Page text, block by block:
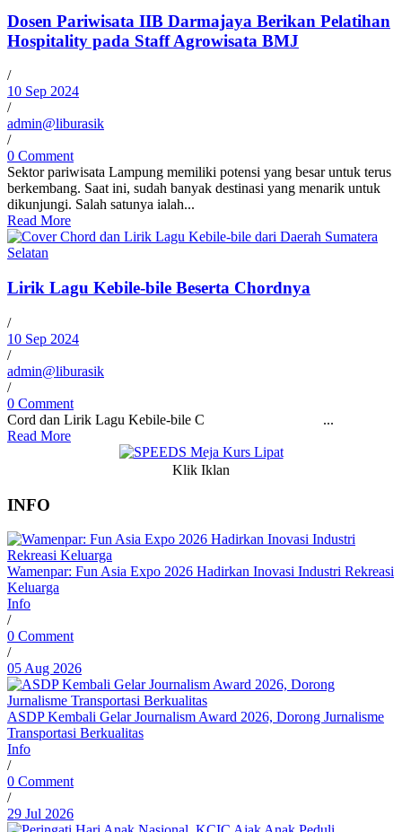
Dosen Pariwisata IIB Darmajaya Berikan Pelatihan
Hospitality pada Staff Agrowisata BMJ
/
10 Sep 2024
/
admin@liburasik
/
0 Comment
Sektor pariwisata Lampung memiliki potensi yang besar untuk terus
berkembang. Saat ini, sudah banyak destinasi yang menarik untuk
dikunjungi. Salah satunya ialah...
Read More
Lirik Lagu Kebile-bile Beserta Chordnya
/
10 Sep 2024
/
admin@liburasik
/
0 Comment
Cord dan Lirik Lagu Kebile-bile C ...
Read More
Klik Iklan
INFO
Wamenpar: Fun Asia Expo 2026 Hadirkan Inovasi Industri Rekreasi
Keluarga
Info
/
0 Comment
/
05 Aug 2026
ASDP Kembali Gelar Journalism Award 2026, Dorong Jurnalisme
Transportasi Berkualitas
Info
/
0 Comment
/
29 Jul 2026